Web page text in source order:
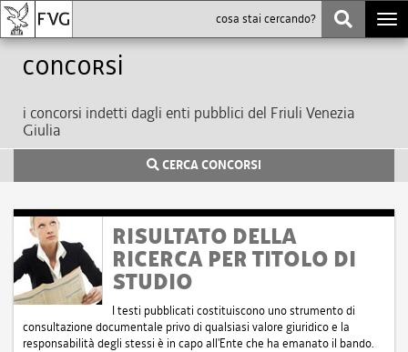
Concorsi
i concorsi indetti dagli enti pubblici del Friuli Venezia
Giulia
CERCA CONCORSI
RISULTATO DELLA
RICERCA PER TITOLO DI
STUDIO
I testi pubblicati costituiscono uno strumento di
consultazione documentale privo di qualsiasi valore giuridico e la
responsabilità degli stessi è in capo all'Ente che ha emanato il bando.